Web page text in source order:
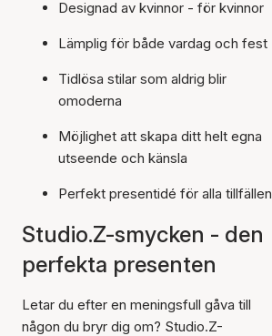
Designad av kvinnor - för kvinnor
Lämplig för både vardag och fest
Tidlösa stilar som aldrig blir
omoderna
Möjlighet att skapa ditt helt egna
utseende och känsla
Perfekt presentidé för alla tillfällen
Studio.Z-smycken - den
perfekta presenten
Letar du efter en meningsfull gåva till
någon du bryr dig om? Studio.Z-